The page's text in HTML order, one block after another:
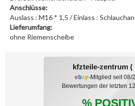
Anschlüsse:
Auslass : M16 * 1,5 / Einlass :
Lieferumfang:
ohne Riemenscheibe
kfzteile-zentrum (
ebay-Mitglied seit 08/
Bewertungen der letzten
%